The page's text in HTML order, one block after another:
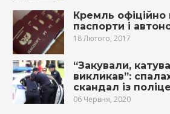
Кремль офіційно
паспорти і
18 Лютого, 2017
“Закували,
викликав”:
скандал із
06 Червня, 2020